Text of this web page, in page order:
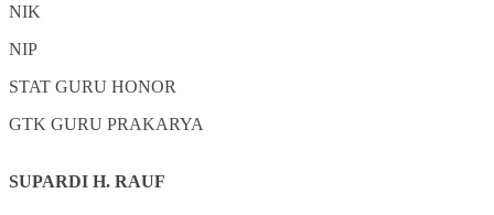
NIK
NIP
STAT GURU HONOR
GTK GURU PRAKARYA
SUPARDI H. RAUF